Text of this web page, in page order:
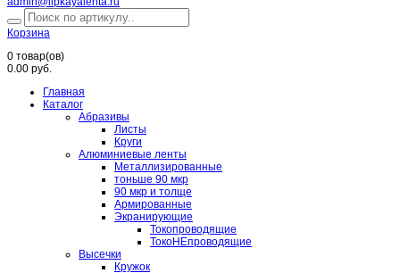
Корзина
0 товар(ов)
0.00 руб.
Главная
Каталог
Абразивы
Листы
Круги
Алюминиевые ленты
Металлизированные
тоньше 90 мкр
90 мкр и толще
Армированные
Экранирующие
Токопроводящие
ТокоНЕпроводящие
Высечки
Кружок